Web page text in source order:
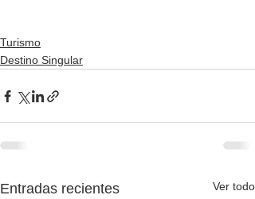
Turismo
Destino Singular
Entradas recientes Ver todo